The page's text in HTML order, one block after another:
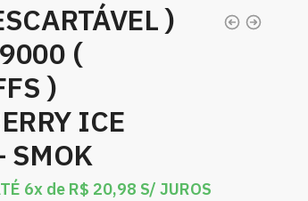
)
(
)
ICE
SMOK
6x de R$ 20,98 S/ JUROS